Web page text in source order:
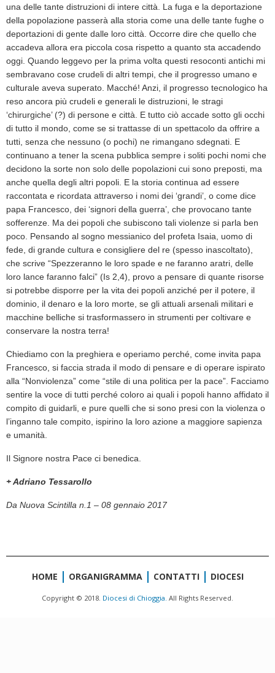
una delle tante distruzioni di intere città. La fuga e la deportazione
della popolazione passerà alla storia come una delle tante fughe o
deportazioni di gente dalle loro città. Occorre dire che quello che
accadeva allora era piccola cosa rispetto a quanto sta accadendo
oggi. Quando leggevo per la prima volta questi resoconti antichi mi
sembravano cose crudeli di altri tempi, che il progresso umano e
culturale aveva superato. Macché! Anzi, il progresso tecnologico ha
reso ancora più crudeli e generali le distruzioni, le stragi
‘chirurgiche’ (?) di persone e città. E tutto ciò accade sotto gli occhi
di tutto il mondo, come se si trattasse di un spettacolo da offrire a
tutti, senza che nessuno (o pochi) ne rimangano sdegnati. E
continuano a tener la scena pubblica sempre i soliti pochi nomi che
decidono la sorte non solo delle popolazioni cui sono preposti, ma
anche quella degli altri popoli. E la storia continua ad essere
raccontata e ricordata attraverso i nomi dei ‘grandi’, o come dice
papa Francesco, dei ‘signori della guerra’, che provocano tante
sofferenze. Ma dei popoli che subiscono tali violenze si parla ben
poco. Pensando al sogno messianico del profeta Isaia, uomo di
fede, di grande cultura e consigliere del re (spesso inascoltato),
che scrive “Spezzeranno le loro spade e ne faranno aratri, delle
loro lance faranno falci” (Is 2,4), provo a pensare di quante risorse
si potrebbe disporre per la vita dei popoli anziché per il potere, il
dominio, il denaro e la loro morte, se gli attuali arsenali militari e
macchine belliche si trasformassero in strumenti per coltivare e
conservare la nostra terra!
Chiediamo con la preghiera e operiamo perché, come invita papa
Francesco, si faccia strada il modo di pensare e di operare ispirato
alla “Nonviolenza” come “stile di una politica per la pace”. Facciamo
sentire la voce di tutti perché coloro ai quali i popoli hanno affidato il
compito di guidarli, e pure quelli che si sono presi con la violenza o
l’inganno tale compito, ispirino la loro azione a maggiore sapienza
e umanità.
Il Signore nostra Pace ci benedica.
+ Adriano Tessarollo
Da Nuova Scintilla n.1 – 08 gennaio 2017
HOME ORGANIGRAMMA CONTATTI DIOCESI
Copyright © 2018. Diocesi di Chioggia. All Rights Reserved.